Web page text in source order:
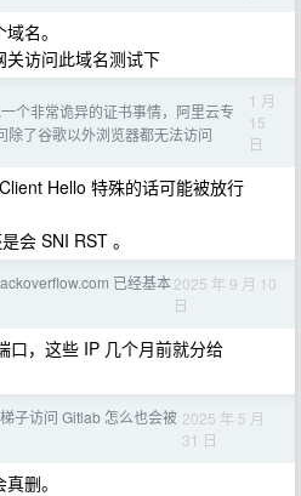
名。
访问此域名测试下
个非常诡异的证书事情，阿里云专
除了谷歌以外浏览器都无法访问
1 月
15
日
Hello 特殊的话可能被放行
会 SNI RST 。
已经基本2025 年 9 月 10
日
口，这些 IP 几个月前就分给
子访问 Gitlab 怎么也会被 2025 年 5 月
31 日
删。